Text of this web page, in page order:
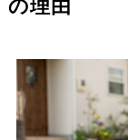
の理由